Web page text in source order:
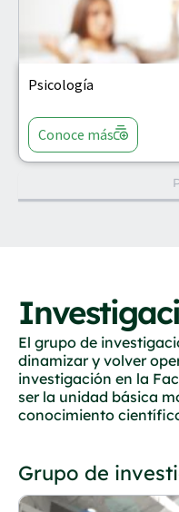
Psicología
Conoce más
El grupo de
dinamizar y volver
investigación en la
ser la unidad básica
conocimiento
Grupo de